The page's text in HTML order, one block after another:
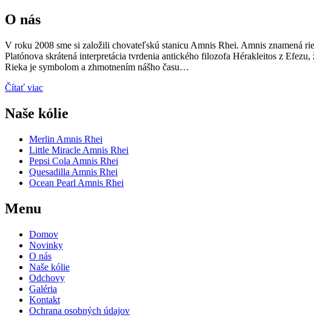
O nás
V roku 2008 sme si založili chovateľskú stanicu Amnis Rhei. Amnis znamená
Platónova skrátená interpretácia tvrdenia antického filozofa Hérakleitos z
Rieka je symbolom a zhmotnením nášho času…
Čítať viac
Naše kólie
Merlin Amnis Rhei
Little Miracle Amnis Rhei
Pepsi Cola Amnis Rhei
Quesadilla Amnis Rhei
Ocean Pearl Amnis Rhei
Menu
Domov
Novinky
O nás
Naše kólie
Odchovy
Galéria
Kontakt
Ochrana osobných údajov